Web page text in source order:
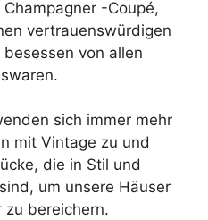
-Coupé,
vertrauenswürdigen
von allen
sich immer mehr
mit Vintage zu und
die in Stil und
um unsere Häuser
zu bereichern.